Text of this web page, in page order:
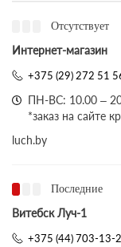
Отсутствует
Интернет-магазин
+375 (29) 272 51
ПН-ВС: 10.00 –
*заказ на сайте
luch.by
Последние
Витебск Луч-1
+375 (44) 703-13-